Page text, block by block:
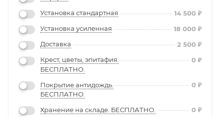
Установка стандартная
14 500 ₽
Установка усиленная
18 000 ₽
Доставка
2 500 ₽
Крест, цветы, эпитафия.
БЕСПЛАТНО.
0 ₽
Покрытие антидождь.
БЕСПЛАТНО.
0 ₽
Хранение на складе. БЕСПЛАТНО. 0 ₽